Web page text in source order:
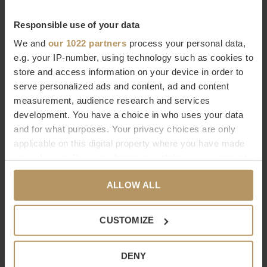
Responsible use of your data
We and our 1022 partners process your personal data,
e.g. your IP-number, using technology such as cookies to
store and access information on your device in order to
serve personalized ads and content, ad and content
measurement, audience research and services
development. You have a choice in who uses your data
and for what purposes. Your privacy choices are only
applicable on this digital property where you have made
any time from the Cookie Declaration or by clicking on
the Privacy trigger icon.
If you allow, we would also like to:
ALLOW ALL
CUSTOMIZE
DENY
MELKKAN - S - MATT WHITE
€34,00
VINCENT VAN DUYSEN -
€64,00
VINCENT VAN DUYSEN -
PASSE-PARTOUT 4PC MOK -
GLAZED WHITE
€44,00